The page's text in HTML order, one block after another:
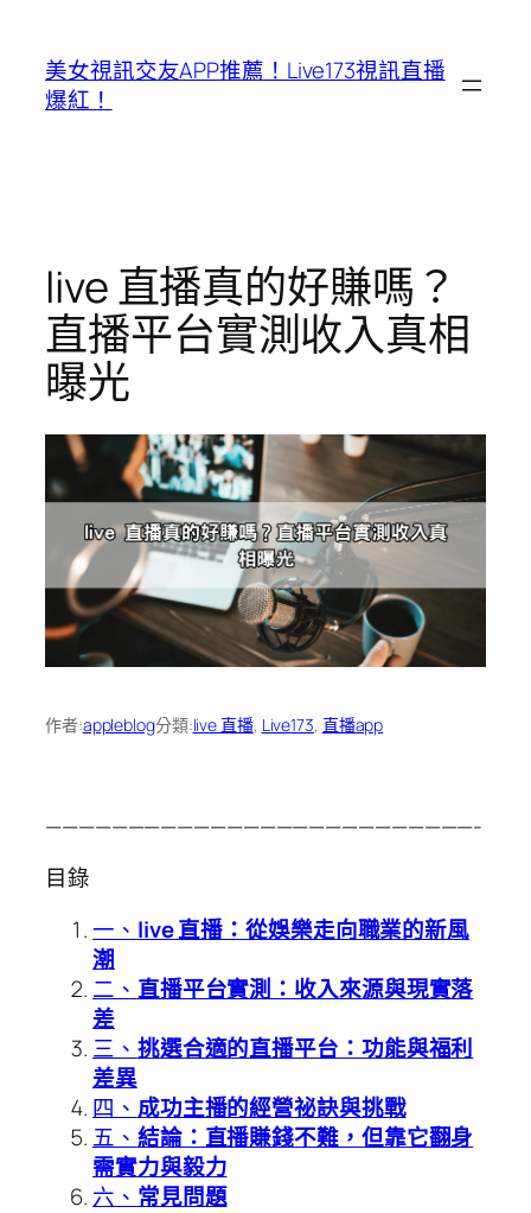
美女視訊交友APP推薦！Live173視訊直播
爆紅！
live 直播真的好賺嗎？
直播平台實測收入真相
曝光
作者:appleblog分類:live 直播, Live173, 直播app
——————————————————————————-
目錄
一、 live 直播：從娛樂走向職業的新風
潮
二、 直播平台實測：收入來源與現實落
差
三、 挑選合適的直播平台：功能與福利
差異
四、 成功主播的經營祕訣與挑戰
五、 結論：直播賺錢不難，但靠它翻身
需實力與毅力
六、 常見問題